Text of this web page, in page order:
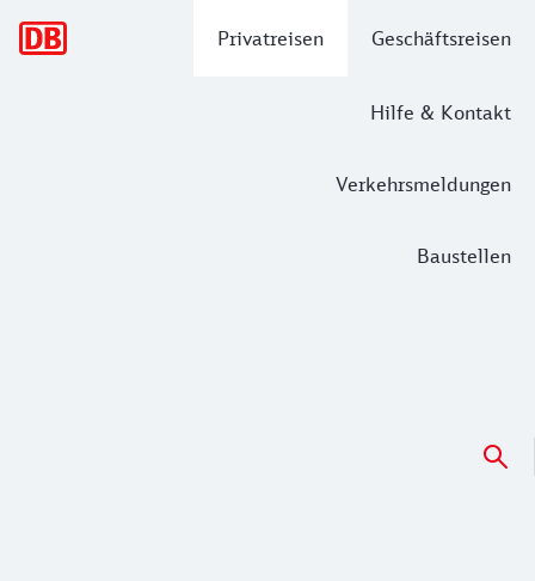
Privatreisen Geschäftsreisen
Hilfe & Kontakt
Verkehrsmeldungen
Baustellen